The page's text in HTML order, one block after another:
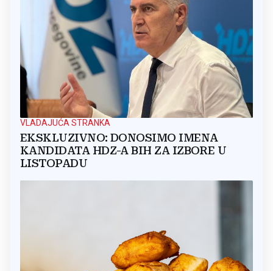
VLADAJUĆA STRANKA
EKSKLUZIVNO: DONOSIMO IMENA
KANDIDATA HDZ-A BIH ZA IZBORE U
LISTOPADU